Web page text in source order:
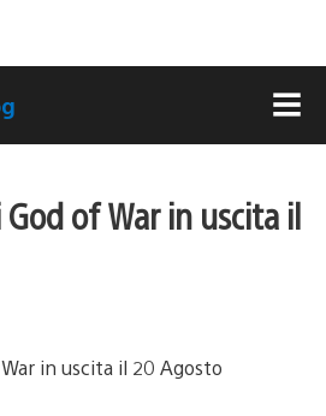
of War in uscita il